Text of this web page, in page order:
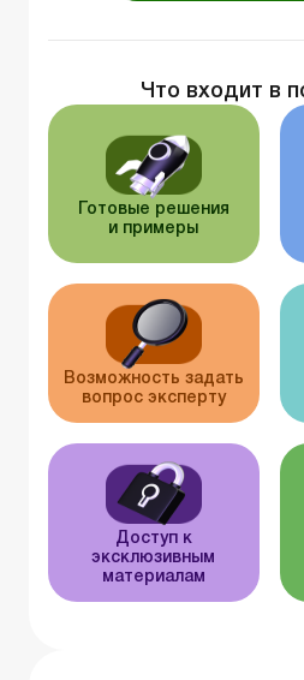
Что входит в
Готовые решения
и примеры
Возможность задать
вопрос эксперту
Доступ к
эксклюзивным
материалам